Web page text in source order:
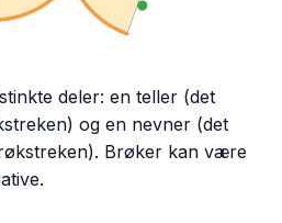
deler: en teller (det
og en nevner (det
Brøker kan være